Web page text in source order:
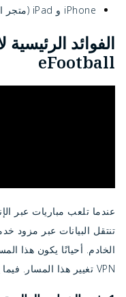
iPhone و iPad (متجر التطبيقات)
eFootball
عندما تلعب مباريات عبر
تنتقل البيانات عبر مزود
الخادم. أحيانًا يكون هذا
VPN تغيير هذا المسار. فيما يلي الفوائد الرئيسية: